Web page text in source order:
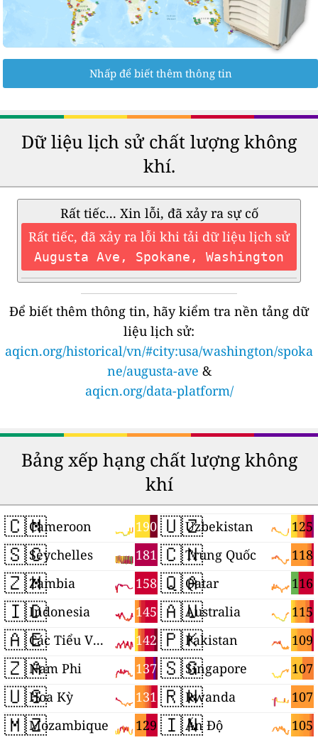
Nhấp để biết thêm thông tin
Dữ liệu lịch sử chất lượng không
khí.
Rất tiếc... Xin lỗi, đã xảy ra sự cố
Rất tiếc, đã xảy ra lỗi khi tải dữ liệu lịch sử
Augusta Ave, Spokane, Washington
Để biết thêm thông tin, hãy kiểm tra nền tảng dữ
liệu lịch sử:
aqicn.org/historical/vn/#city:usa/washington/spoka
ne/augusta-ave &
aqicn.org/data-platform/
Bảng xếp hạng chất lượng không
khí
🇨🇲 190
Cameroon
🇸🇨 181
Seychelles
🇿🇲 158
Zambia
🇮🇩 145
Indonesia
🇦🇪 142
Các Tiểu Vương quốc Ả Rập Thống nhất
🇿🇦 137
Nam Phi
🇺🇸 131
Hoa Kỳ
🇲🇿 129
Mozambique
🇺🇿 125
Uzbekistan
🇨🇳 118
Trung Quốc
🇶🇦 116
Qatar
🇦🇺 115
Australia
🇵🇰 109
Pakistan
🇸🇬 107
Singapore
🇷🇼 107
Rwanda
🇮🇳 105
Ấn Độ